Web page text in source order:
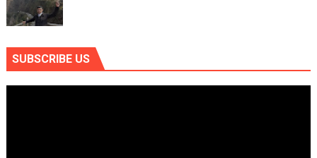
SUBSCRIBE US